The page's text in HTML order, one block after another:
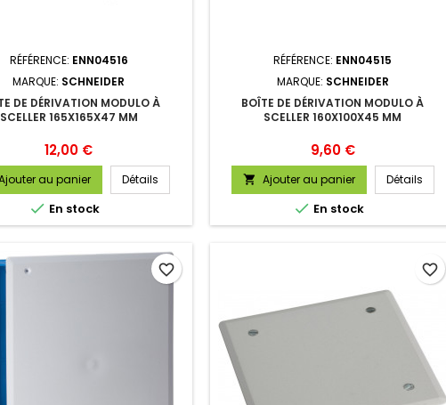
RÉFÉRENCE: ENN04516
MARQUE: SCHNEIDER
DE DÉRIVATION MODULO À
SCELLER 165X165X47 MM
Prix
12,00 €
au panier Détails
 En stock
RÉFÉRENCE: ENN04515
MARQUE: SCHNEIDER
BOÎTE DE DÉRIVATION MODULO À
SCELLER 160X100X45 MM
Prix
9,60 €
 Ajouter au panier Détails
 En stock
favorite_border favorite_border